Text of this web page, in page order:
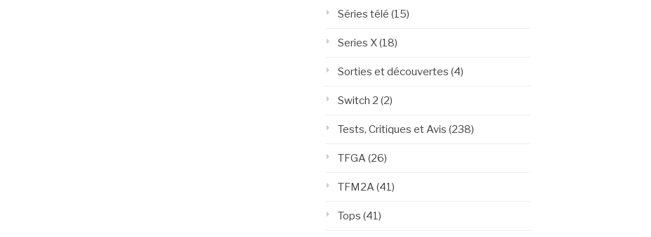
Séries télé (15)
Series X(18)
Sorties et découvertes (4)
Switch 2 (2)
Tests, Critiques et Avis (238)
TFGA (26)
TFM2A (41)
Tops (41)